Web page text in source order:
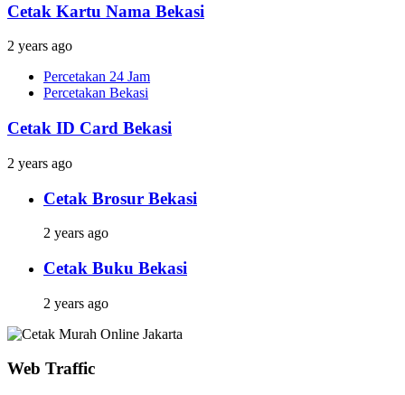
Cetak Kartu Nama Bekasi
2 years ago
Percetakan 24 Jam
Percetakan Bekasi
Cetak ID Card Bekasi
2 years ago
Cetak Brosur Bekasi
2 years ago
Cetak Buku Bekasi
2 years ago
Web Traffic